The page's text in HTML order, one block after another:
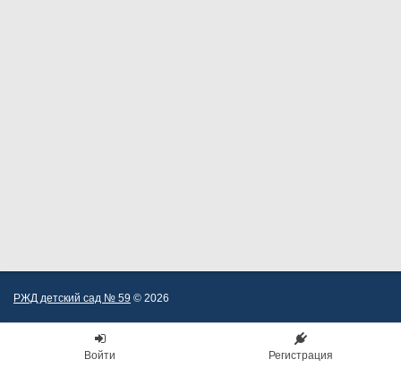
РЖД детский сад № 59 © 2026
Войти Регистрация